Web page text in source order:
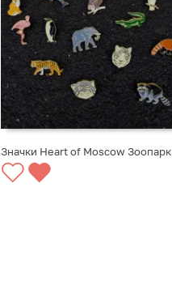
ВЫБРАТЬ ВАРИАНТЫ
Значки Heart of Moscow Зоопарк